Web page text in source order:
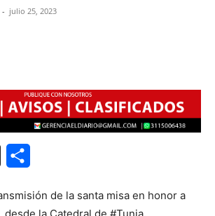
- julio 25, 2023
de la santa misa en honor a